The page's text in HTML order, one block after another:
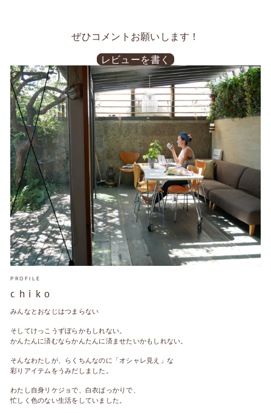
す
ト
す
る
ぜひコメントお願いします！
レビューを書く
PROFILE
c h i k o
みんなとおなじはつまらない
そしてけっこうずぼらかもしれない。
かんたんに済むならかんたんに済ませたいかもしれない。
そんなわたしが、らくちんなのに「オシャレ見え」な
彩りアイテムをうみだしました。
わたし自身リケジョで、白衣ばっかりで、
忙しく色のない生活をしていました。